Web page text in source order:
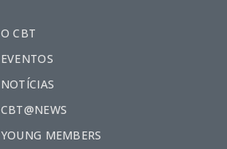
O CBT
EVENTOS
NOTÍCIAS
CBT@NEWS
YOUNG MEMBERS